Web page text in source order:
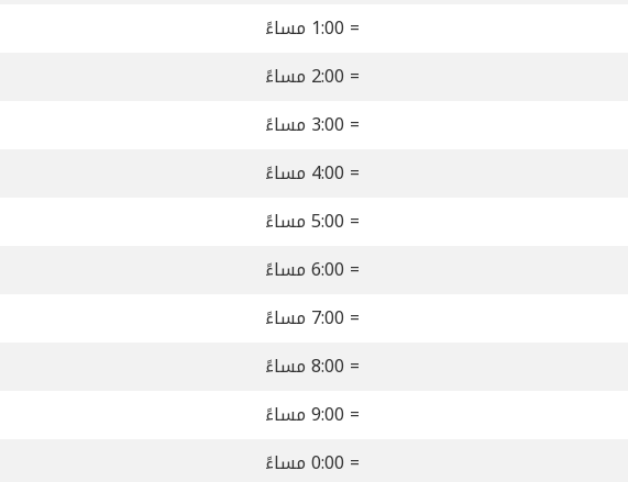
= 1:00 مساءً
= 2:00 مساءً
= 3:00 مساءً
= 4:00 مساءً
= 5:00 مساءً
= 6:00 مساءً
= 7:00 مساءً
= 8:00 مساءً
= 9:00 مساءً
= 0:00 مساءً